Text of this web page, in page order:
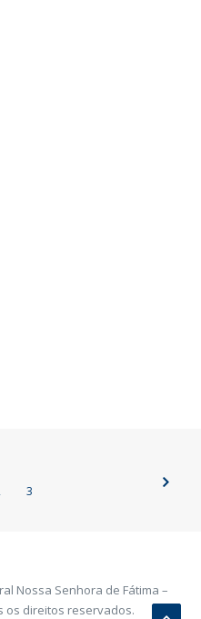
3
Nossa Senhora de Fátima –
os direitos reservados.